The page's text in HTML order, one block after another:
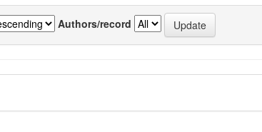
Authors/record